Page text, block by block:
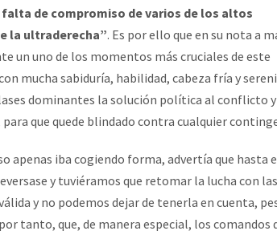
de compromiso de varios de los altos
la ultraderecha”. Es por ello que en su nota a
un uno de los momentos más cruciales de este
mucha sabiduría, habilidad, cabeza fría y
dominantes la solución política al conflicto
que quede blindado contra cualquier
apenas iba cogiendo forma, advertía que hasta
y tuviéramos que retomar la lucha con las
y no podemos dejar de tenerla en cuenta,
tanto, que, de manera especial, los comandos